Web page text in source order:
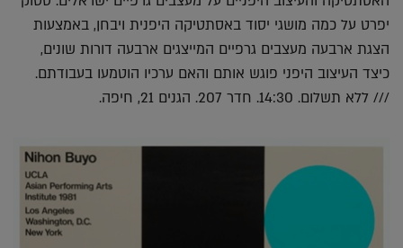
יפרט על כמה מושגי יסוד באסתטיקה היפנית ויבחן, באמצעות
הצגת ארבעה מעצבים גרפיים המייצגים ארבעה דורות שונים,
כיצד העיצוב היפני פוגש אותם והאם ערכיו הוטמעו בעבודתם.
/// ללא תשלום. 14:30. חדר 207. הגנים 21, חיפה.